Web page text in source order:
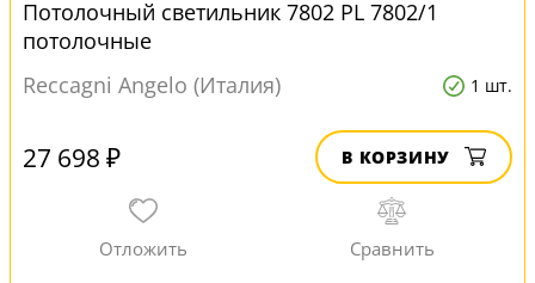
Потолочный светильник 7802 PL 7802/1
потолочные
Reccagni Angelo (Италия)
1 шт.
27 698 ₽ В КОРЗИНУ